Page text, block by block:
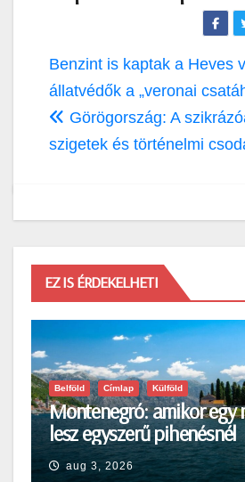
Bejegyzés
navigáció
Benzint is kaptak a Heves
állatvédők a „veronai
Görögország: A
szigetek és történelmi
EZ IS ÉRDEKELHETI
Belföld Címlap Külföld
Montenegró: amikor egy
lesz egyszerű pihenésnél
aug 3, 2026